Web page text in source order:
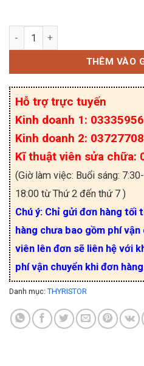
TD285N12KOF Module
THÊM VÀO
Hỗ trợ trực tuyến
Kinh doanh 1:
Kinh doanh 2:
Kĩ thuật viên sửa chữa:
(Giờ làm việc: Buổi sáng:
18:00 từ Thứ 2 đến thứ 7 )
Chú ý: Chỉ gửi đơn hàng tối
hàng chưa bao gồm phí vận
viên lên đơn sẽ liên hệ với
phí vận chuyển khi đơn
Danh mục: THYRISTOR